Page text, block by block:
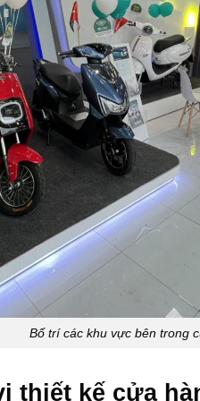
Bố trí các khu vực bên trong
thiết kế cửa